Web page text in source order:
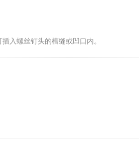
入螺丝钉头的槽缝或凹口内。